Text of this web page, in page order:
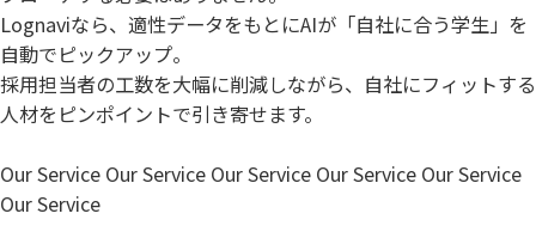
Lognaviなら、適性データをもとにAIが「自社に合う学生」を
自動でピックアップ。
採用担当者の工数を大幅に削減しながら、自社にフィットする
人材をピンポイントで引き寄せます。
Our Service Our Service Our Service Our Service Our Service
Our Service